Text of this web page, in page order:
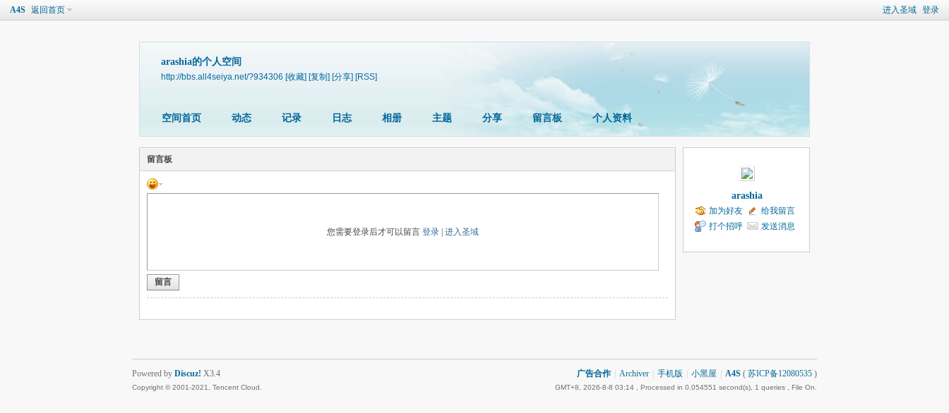
进入圣域 登录
A4S 返回首页
arashia的个人空间
http://bbs.all4seiya.net/?934306 [收藏] [复制] [分享] [RSS]
空间首页 动态 记录 日志 相册 主题 分享 留言板 个人资料
留言板
您需要登录后才可以留言登录 |进入圣域
留言
arashia
加为好友
给我留言
打个招呼
发送消息
广告合作 Archiver 手机版 小黑屋 A4S ( 苏ICP备12080535 )
GMT+8, 2026-8-8 03:14 , Processed in 0.054551 second(s), 1 queries , File On.
Powered by Discuz! X3.4
Copyright © 2001-2021, Tencent Cloud.